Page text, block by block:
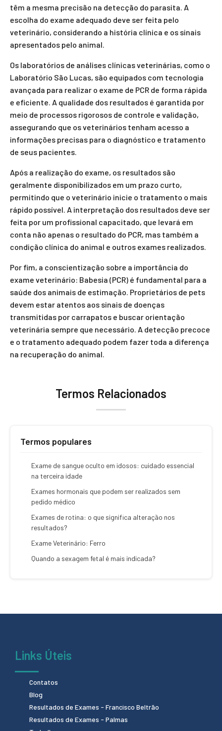
têm a mesma precisão na detecção do parasita. A
escolha do exame adequado deve ser feita pelo
veterinário, considerando a história clínica e os sinais
apresentados pelo animal.
Os laboratórios de análises clínicas veterinárias, como o
Laboratório São Lucas, são equipados com tecnologia
avançada para realizar o exame de PCR de forma rápida
e eficiente. A qualidade dos resultados é garantida por
meio de processos rigorosos de controle e validação,
assegurando que os veterinários tenham acesso a
informações precisas para o diagnóstico e tratamento
de seus pacientes.
Após a realização do exame, os resultados são
geralmente disponibilizados em um prazo curto,
permitindo que o veterinário inicie o tratamento o mais
rápido possível. A interpretação dos resultados deve ser
feita por um profissional capacitado, que levará em
conta não apenas o resultado do PCR, mas também a
condição clínica do animal e outros exames realizados.
Por fim, a conscientização sobre a importância do
exame veterinário: Babesia (PCR) é fundamental para a
saúde dos animais de estimação. Proprietários de pets
devem estar atentos aos sinais de doenças
transmitidas por carrapatos e buscar orientação
veterinária sempre que necessário. A detecção precoce
e o tratamento adequado podem fazer toda a diferença
na recuperação do animal.
Termos Relacionados
Termos populares
Exame de sangue oculto em idosos: cuidado essencial
na terceira idade
Exames hormonais que podem ser realizados sem
pedido médico
Exames de rotina: o que significa alteração nos
resultados?
Exame Veterinário: Ferro
Quando a sexagem fetal é mais indicada?
Links Úteis
Contatos
Blog
Resultados de Exames - Francisco Beltrão
Resultados de Exames - Palmas